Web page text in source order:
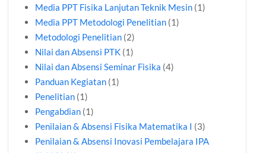
Media PPT Fisika Lanjutan Teknik Mesin (1)
Media PPT Metodologi Penelitian (1)
Metodologi Penelitian (2)
Nilai dan Absensi PTK (1)
Nilai dan Absensi Seminar Fisika (4)
Panduan Kegiatan (1)
Penelitian (1)
Pengabdian (1)
Penilaian & Absensi Fisika Matematika I (3)
Penilaian & Absensi Inovasi Pembelajara IPA